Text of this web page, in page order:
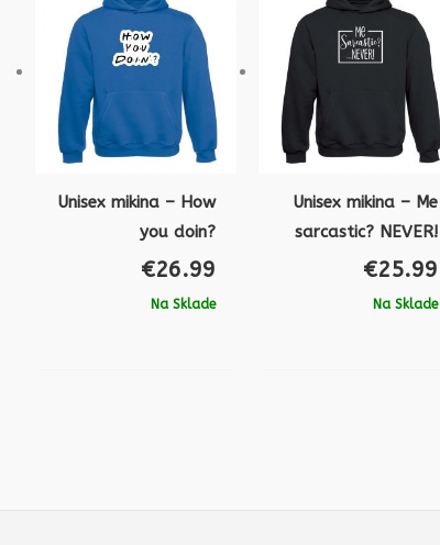
Unisex mikina – How
you doin?
€26.99
Na Sklade
Unisex mikina – Me
sarcastic? NEVER!
€25.99
Na Sklade